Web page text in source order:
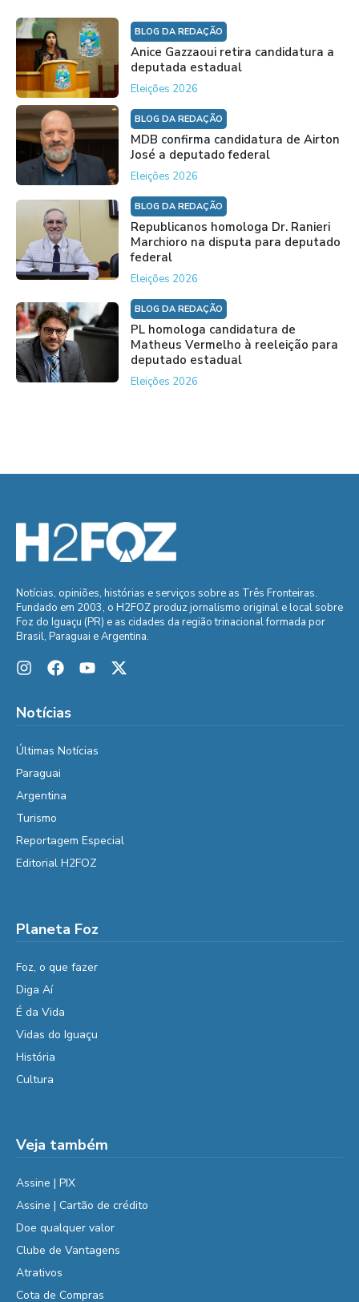
BLOG DA REDAÇÃO
Anice Gazzaoui retira candidatura a
deputada estadual
Eleições 2026
BLOG DA REDAÇÃO
MDB confirma candidatura de Airton
José a deputado federal
Eleições 2026
BLOG DA REDAÇÃO
Republicanos homologa Dr. Ranieri
Marchioro na disputa para deputado
federal
Eleições 2026
BLOG DA REDAÇÃO
PL homologa candidatura de
Matheus Vermelho à reeleição para
deputado estadual
Eleições 2026
Notícias, opiniões, histórias e serviços sobre as Três Fronteiras.
Fundado em 2003, o H2FOZ produz jornalismo original e local sobre
Foz do Iguaçu (PR) e as cidades da região trinacional formada por
Brasil, Paraguai e Argentina.
Notícias
Últimas Notícias
Paraguai
Argentina
Turismo
Reportagem Especial
Editorial H2FOZ
Planeta Foz
Foz, o que fazer
Diga Aí
É da Vida
Vidas do Iguaçu
História
Cultura
Veja também
Assine | PIX
Assine | Cartão de crédito
Doe qualquer valor
Clube de Vantagens
Atrativos
Cota de Compras